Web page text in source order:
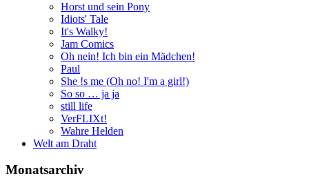
Horst und sein Pony
Idiots' Tale
It's Walky!
Jam Comics
Oh nein! Ich bin ein Mädchen!
Paul
She !s me (Oh no! I'm a girl!)
So so … ja ja
still life
VerFLIXt!
Wahre Helden
Welt am Draht
Monatsarchiv